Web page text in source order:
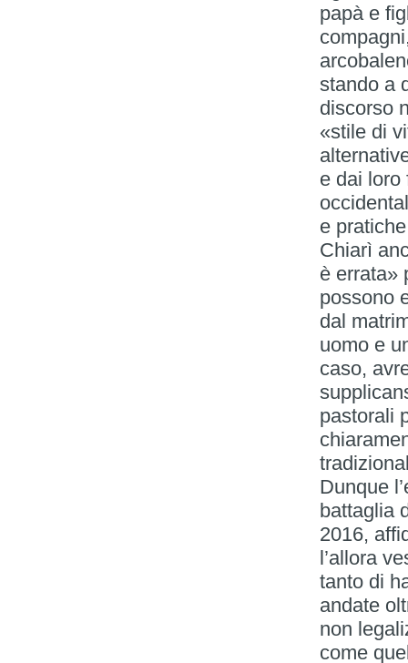
papà e
stando a
discorso
«stile di
e dai loro
e
Chiarì
è errata»
possono
dal
uomo e
caso,
pastorali
Dunque
battaglia
2016,
l’allora
tanto di
andate
non
come